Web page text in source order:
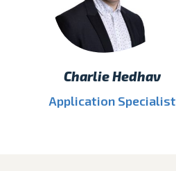
Charlie Hedhav
Application Specialist